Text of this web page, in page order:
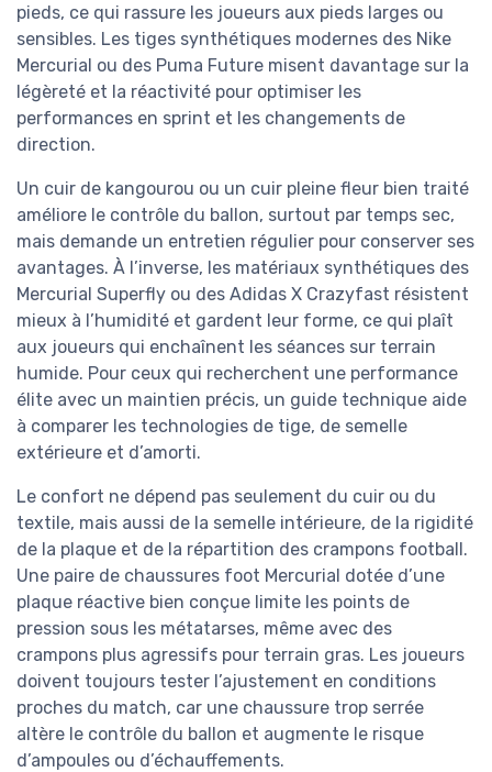
pieds, ce qui rassure les joueurs aux pieds larges ou
sensibles. Les tiges synthétiques modernes des Nike
Mercurial ou des Puma Future misent davantage sur la
légèreté et la réactivité pour optimiser les
performances en sprint et les changements de
direction.
Un cuir de kangourou ou un cuir pleine fleur bien traité
améliore le contrôle du ballon, surtout par temps sec,
mais demande un entretien régulier pour conserver ses
avantages. À l’inverse, les matériaux synthétiques des
Mercurial Superfly ou des Adidas X Crazyfast résistent
mieux à l’humidité et gardent leur forme, ce qui plaît
aux joueurs qui enchaînent les séances sur terrain
humide. Pour ceux qui recherchent une performance
élite avec un maintien précis, un guide technique aide
à comparer les technologies de tige, de semelle
extérieure et d’amorti.
Le confort ne dépend pas seulement du cuir ou du
textile, mais aussi de la semelle intérieure, de la rigidité
de la plaque et de la répartition des crampons football.
Une paire de chaussures foot Mercurial dotée d’une
plaque réactive bien conçue limite les points de
pression sous les métatarses, même avec des
crampons plus agressifs pour terrain gras. Les joueurs
doivent toujours tester l’ajustement en conditions
proches du match, car une chaussure trop serrée
altère le contrôle du ballon et augmente le risque
d’ampoules ou d’échauffements.